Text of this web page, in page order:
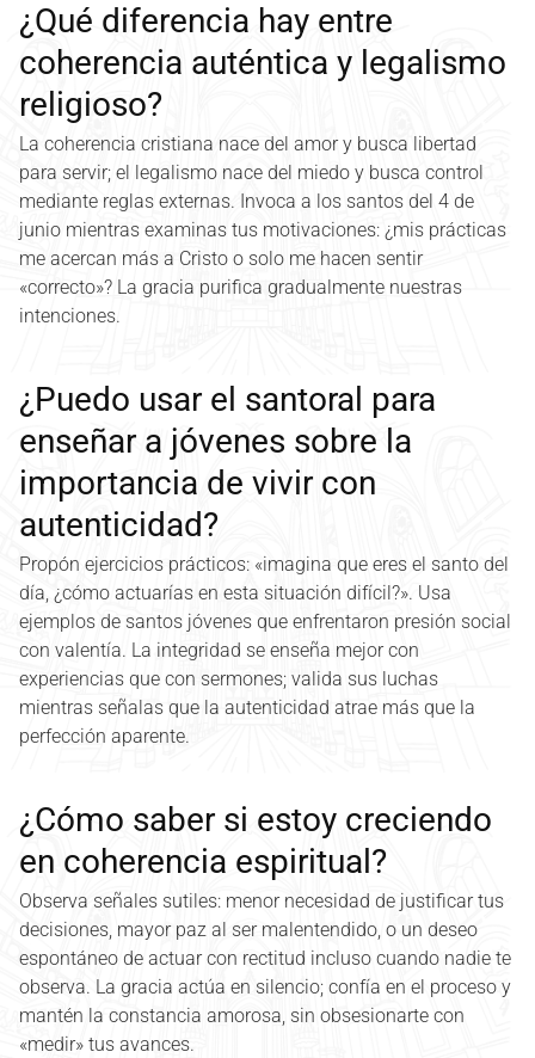
¿Qué diferencia hay entre
coherencia auténtica y legalismo
religioso?
La coherencia cristiana nace del amor y busca libertad
para servir; el legalismo nace del miedo y busca control
mediante reglas externas. Invoca a los santos del 4 de
junio mientras examinas tus motivaciones: ¿mis prácticas
me acercan más a Cristo o solo me hacen sentir
«correcto»? La gracia purifica gradualmente nuestras
intenciones.
¿Puedo usar el santoral para
enseñar a jóvenes sobre la
importancia de vivir con
autenticidad?
Propón ejercicios prácticos: «imagina que eres el santo del
día, ¿cómo actuarías en esta situación difícil?». Usa
ejemplos de santos jóvenes que enfrentaron presión social
con valentía. La integridad se enseña mejor con
experiencias que con sermones; valida sus luchas
mientras señalas que la autenticidad atrae más que la
perfección aparente.
¿Cómo saber si estoy creciendo
en coherencia espiritual?
Observa señales sutiles: menor necesidad de justificar tus
decisiones, mayor paz al ser malentendido, o un deseo
espontáneo de actuar con rectitud incluso cuando nadie te
observa. La gracia actúa en silencio; confía en el proceso y
mantén la constancia amorosa, sin obsesionarte con
«medir» tus avances.